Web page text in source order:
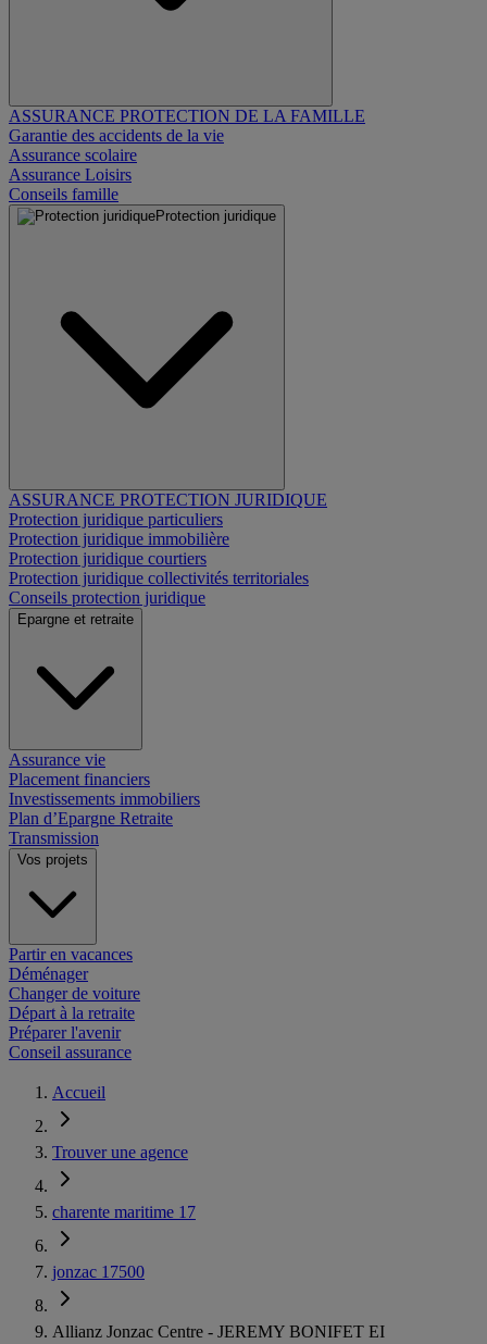
ASSURANCE PROTECTION DE LA FAMILLE
Garantie des accidents de la vie
Assurance scolaire
Assurance Loisirs
Conseils famille
Protection juridique
ASSURANCE PROTECTION JURIDIQUE
Protection juridique particuliers
Protection juridique immobilière
Protection juridique courtiers
Protection juridique collectivités territoriales
Conseils protection juridique
Epargne et retraite
Assurance vie
Placement financiers
Investissements immobiliers
Plan d’Epargne Retraite
Transmission
Vos projets
Partir en vacances
Déménager
Changer de voiture
Départ à la retraite
Préparer l'avenir
Conseil assurance
Accueil
Trouver une agence
charente maritime 17
jonzac 17500
Allianz Jonzac Centre - JEREMY BONIFET EI